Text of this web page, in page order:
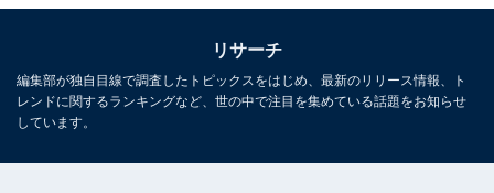
リサーチ
編集部が独自目線で調査したトピックスをはじめ、最新のリリース情報、ト
レンドに関するランキングなど、世の中で注目を集めている話題をお知らせ
しています。